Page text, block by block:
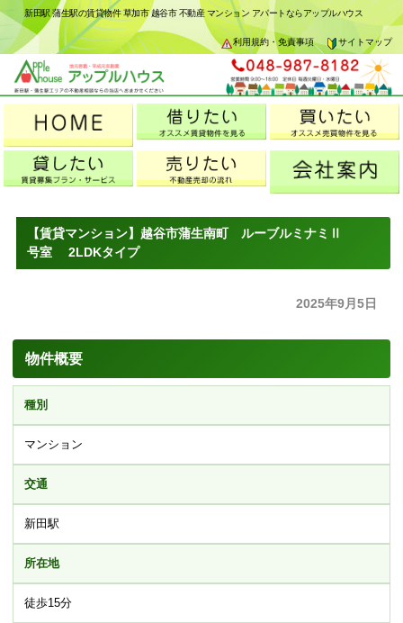
新田駅 蒲生駅の賃貸物件 草加市 越谷市 不動産 マンション アパートならアップルハウス
利用規約・免責事項 サイトマップ
【賃貸マンション】越谷市蒲生南町 ルーブルミナミⅡ
号室 2LDKタイプ
2025年9月5日
物件概要
種別
マンション
交通
新田駅
所在地
徒歩15分